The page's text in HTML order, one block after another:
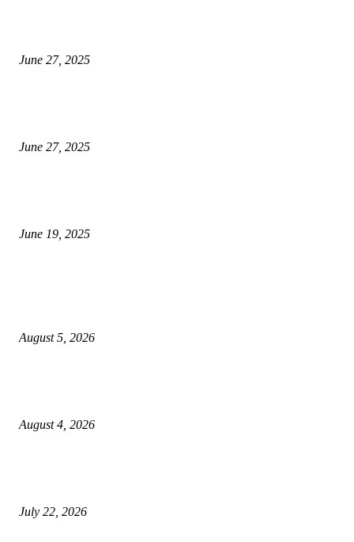
June 27, 2025
June 27, 2025
June 19, 2025
August 5, 2026
August 4, 2026
July 22, 2026